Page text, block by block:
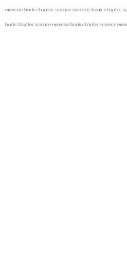
exercise book chapter,science exercise book chapter,
book chapter, science exercise book chapter, science